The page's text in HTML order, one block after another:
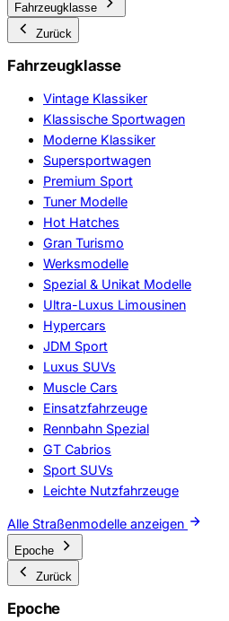
Fahrzeugklasse
Zurück
Fahrzeugklasse
Vintage Klassiker
Klassische Sportwagen
Moderne Klassiker
Supersportwagen
Premium Sport
Tuner Modelle
Hot Hatches
Gran Turismo
Werksmodelle
Spezial & Unikat Modelle
Ultra-Luxus Limousinen
Hypercars
JDM Sport
Luxus SUVs
Muscle Cars
Einsatzfahrzeuge
Rennbahn Spezial
GT Cabrios
Sport SUVs
Leichte Nutzfahrzeuge
Alle Straßenmodelle anzeigen
Epoche
Zurück
Epoche